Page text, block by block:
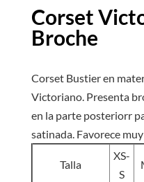
Corset
Broche
Corset Bustier en
Victoriano. Presenta
en la parte posteriorr
satinada. Favorece
Talla
XS-
S